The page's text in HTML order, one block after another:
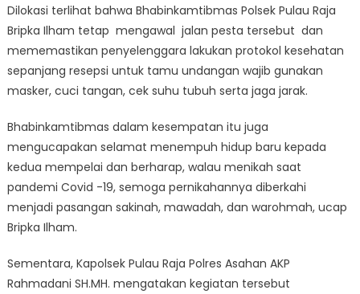
Dilokasi terlihat bahwa Bhabinkamtibmas Polsek Pulau Raja
Bripka Ilham tetap mengawal jalan pesta tersebut dan
mememastikan penyelenggara lakukan protokol kesehatan
sepanjang resepsi untuk tamu undangan wajib gunakan
masker, cuci tangan, cek suhu tubuh serta jaga jarak.
Bhabinkamtibmas dalam kesempatan itu juga
mengucapakan selamat menempuh hidup baru kepada
kedua mempelai dan berharap, walau menikah saat
pandemi Covid -19, semoga pernikahannya diberkahi
menjadi pasangan sakinah, mawadah, dan warohmah, ucap
Bripka Ilham.
Sementara, Kapolsek Pulau Raja Polres Asahan AKP
Rahmadani SH.MH. mengatakan kegiatan tersebut